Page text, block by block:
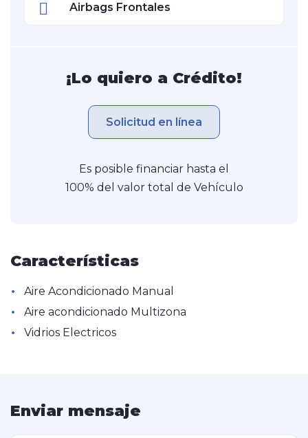
Airbags Frontales
¡Lo quiero a Crédito!
Solicitud en línea
Es posible financiar hasta el
100% del valor total de Vehículo
Características
• Aire Acondicionado Manual
• Aire acondicionado Multizona
• Vidrios Electricos
Enviar mensaje